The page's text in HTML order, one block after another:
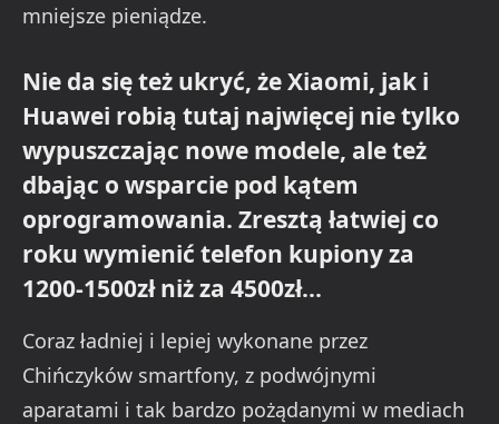
mniejsze pieniądze.
Nie da się też ukryć, że Xiaomi, jak i
Huawei robią tutaj najwięcej nie tylko
wypuszczając nowe modele, ale też
dbając o wsparcie pod kątem
oprogramowania. Zresztą łatwiej co
roku wymienić telefon kupiony za
1200-1500zł niż za 4500zł…
Coraz ładniej i lepiej wykonane przez
Chińczyków smartfony, z podwójnymi
aparatami i tak bardzo pożądanymi w mediach